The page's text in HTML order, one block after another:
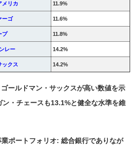
メリカ 11.9%
ーゴ 11.6%
プ 11.8%
レー 14.2%
ックス 14.2%
ールドマン・サックスが高い数値を示
ン・チェースも13.1%と健全な水準を維
ポートフォリオ: 総合銀行でありなが